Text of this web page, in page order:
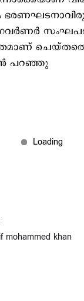
പറഞ്ഞു
mohammed khan